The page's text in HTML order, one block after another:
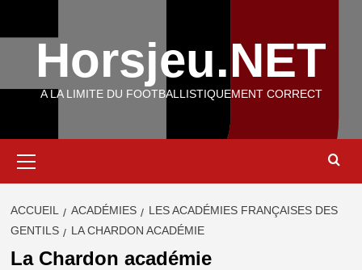
Horsjeu.NET
A LA LIMITE DU FOOTBALLISTIQUEMENT CORRECT
principal
ACCUEIL ACADÉMIES
LES ACADÉMIES FRANÇAISES DES
GENTILS
LA CHARDON ACADÉMIE
La Chardon académie